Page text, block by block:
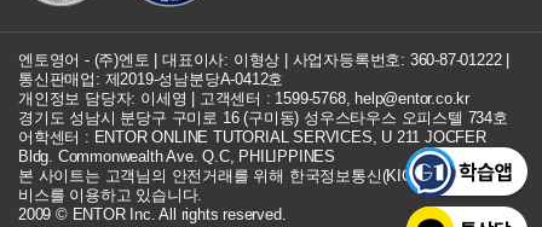
엔토영어 - (주)엔토 | 대표이사: 이형상 | 사업자등록번호: 360-87-01222|
통신판매업: 제2019-성남분당A-0412호
개인정보 담당자: 이세영 | 고객센터 : 1599-5768, help@entor.co.kr
경기도 성남시 분당구 구미로 16 (구미동) 성우스타우스 오피스텔 734호
어학센터 : ENTOR ONLINE TUTORIAL SERVICES, U 211 JOCFER
Bldg. Commonwealth Ave. Q.C, PHILIPPINES
본 사이트는 고객님의 안전거래를 위해 한국정보통신(KICC) 구매안전 서
비스를 이용하고 있습니다.
2009 © ENTOR Inc. All rights reserved.